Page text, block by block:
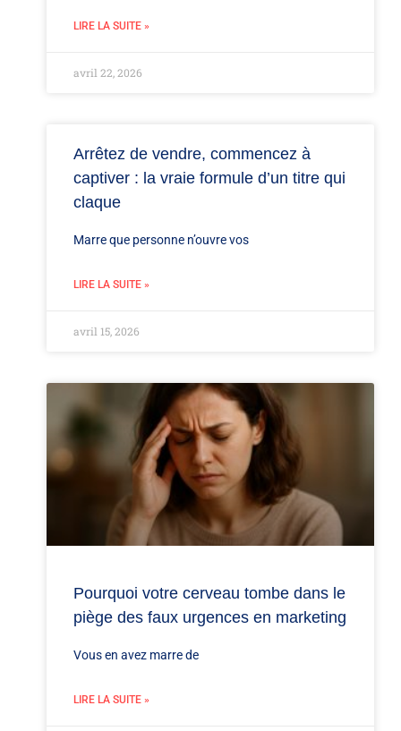
LIRE LA SUITE »
avril 22, 2026
Arrêtez de vendre, commencez à
captiver : la vraie formule d’un titre qui
claque
Marre que personne n’ouvre vos
LIRE LA SUITE »
avril 15, 2026
Pourquoi votre cerveau tombe dans le
piège des faux urgences en marketing
Vous en avez marre de
LIRE LA SUITE »